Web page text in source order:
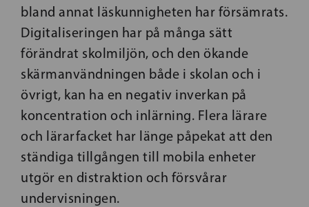
bland annat läskunnigheten har försämrats.
Digitaliseringen har på många sätt
förändrat skolmiljön, och den ökande
skärmanvändningen både i skolan och i
övrigt, kan ha en negativ inverkan på
koncentration och inlärning. Flera lärare
och lärarfacket har länge påpekat att den
ständiga tillgången till mobila enheter
utgör en distraktion och försvårar
undervisningen.